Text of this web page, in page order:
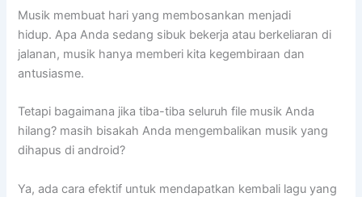
Musik membuat hari yang membosankan menjadi
hidup. Apa Anda sedang sibuk bekerja atau berkeliaran di
jalanan, musik hanya memberi kita kegembiraan dan
antusiasme.
Tetapi bagaimana jika tiba-tiba seluruh file musik Anda
hilang? masih bisakah Anda mengembalikan musik yang
dihapus di android?
Ya, ada cara efektif untuk mendapatkan kembali lagu yang